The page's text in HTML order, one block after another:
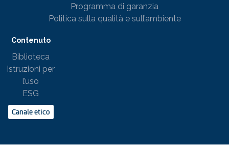
Programma di garanzia
Politica sulla qualità e sull’ambiente
Contenuto
Biblioteca
Istruzioni per
l’uso
ESG
Canale etico